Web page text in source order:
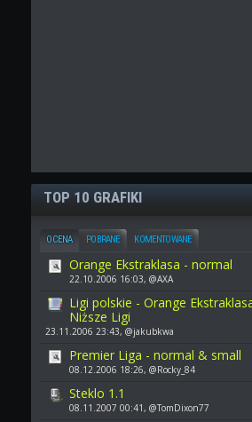
TOP 10 GRAFIKI
OCENA POBRANE KOMENTOWANE
Orange Ekstraklasa - normal
22.10.2006 16:03, @AXA
Ligi polskie - Orange
Niższe Ligi
23.11.2006 23:43, @jakubkwa
Premier Liga - normal & small
08.12.2006 18:26, @Rocky_84
Steklo 1.1
08.11.2007 00:41, @TomDixon77